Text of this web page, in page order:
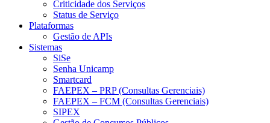
Criticidade dos Serviços
Status de Serviço
Plataformas
Gestão de APIs
Sistemas
SiSe
Senha Unicamp
Smartcard
FAEPEX – PRP (Consultas Gerenciais)
FAEPEX – FCM (Consultas Gerenciais)
SIPEX